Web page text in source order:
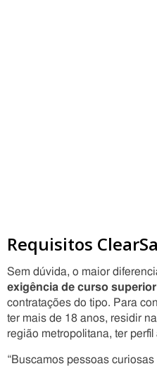
Requisitos
Sem dúvida, o maior
exigência de curso superior
contratações do tipo. Para
ter mais de 18 anos, residir
região metropolitana, ter
“Buscamos pessoas